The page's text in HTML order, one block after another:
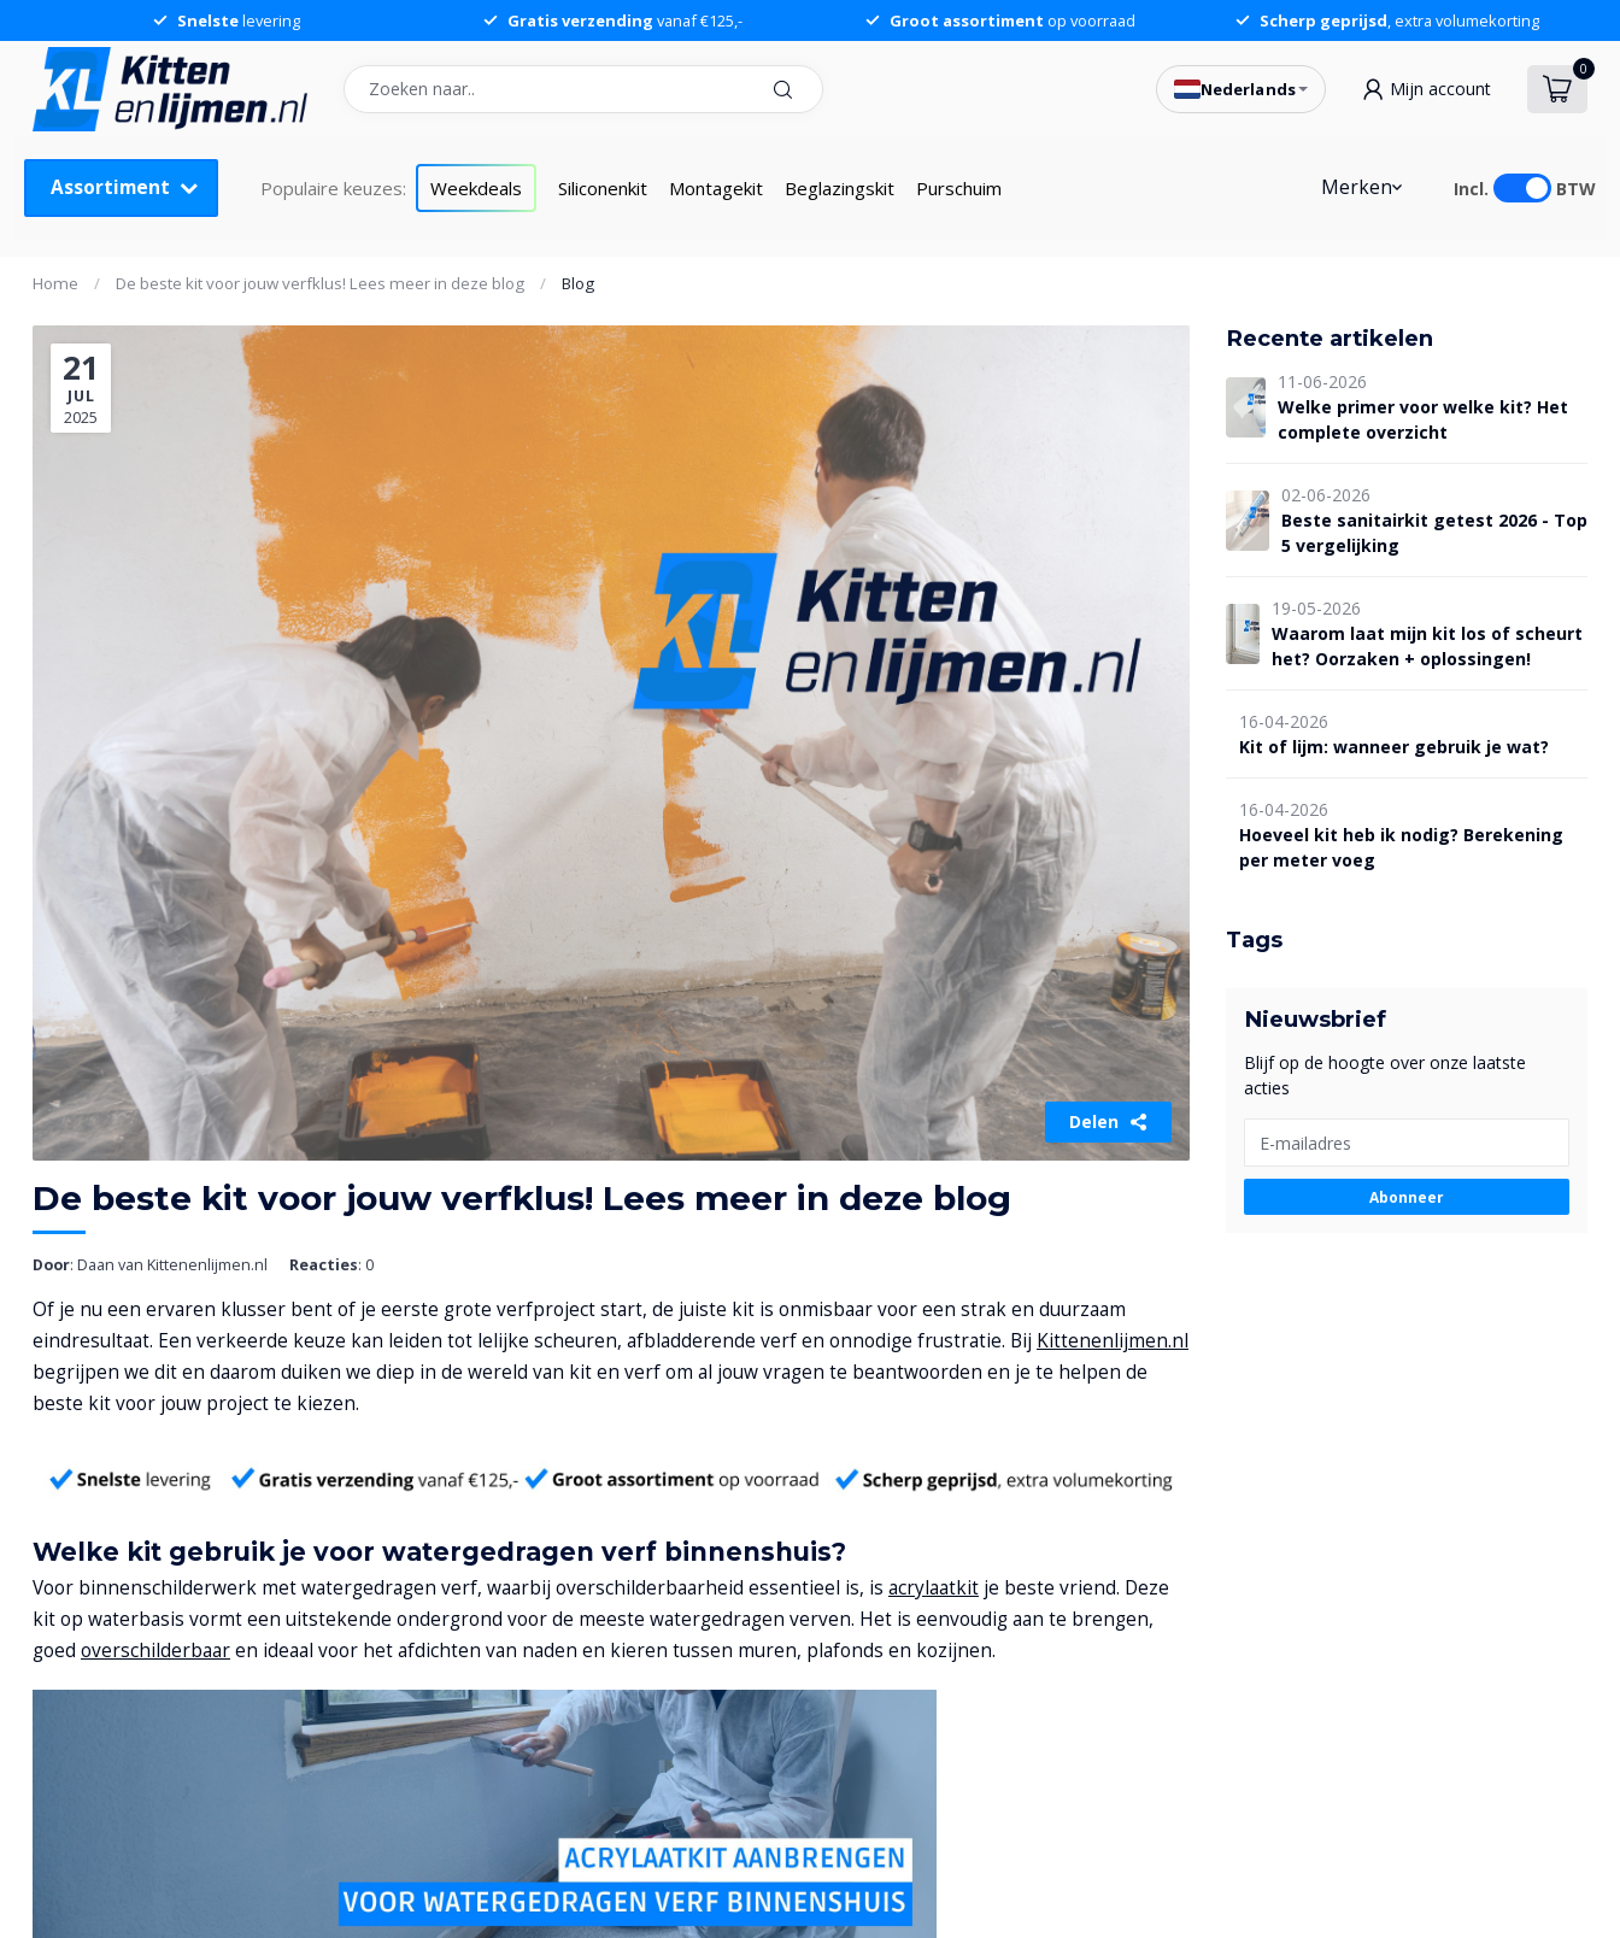
Snelstelevering Gratis verzending vanaf €125,- Groot assortiment op voorraad Scherp geprijsd, extra volumekorting
Nederlands Mijn account
0
Assortiment Populaire keuzes: Weekdeals Siliconenkit Montagekit Beglazingskit Purschuim Merken Incl. BTW
Home / De beste kit voor jouw verfklus! Lees meer in deze blog / Blog
21
JUL
2025
Delen
De beste kit voor jouw verfklus! Lees meer in deze blog
Door: Daan van Kittenenlijmen.nl Reacties: 0
Of je nu een ervaren klusser bent of je eerste grote verfproject start, de juiste kit is onmisbaar voor een strak en duurzaam
eindresultaat. Een verkeerde keuze kan leiden tot lelijke scheuren, afbladderende verf en onnodige frustratie. Bij Kittenenlijmen.nl
begrijpen we dit en daarom duiken we diep in de wereld van kit en verf om al jouw vragen te beantwoorden en je te helpen de
beste kit voor jouw project te kiezen.
Welke kit gebruik je voor watergedragen verf binnenshuis?
Voor binnenschilderwerk met watergedragen verf, waarbij overschilderbaarheid essentieel is, is acrylaatkit je beste vriend. Deze
kit op waterbasis vormt een uitstekende ondergrond voor de meeste watergedragen verven. Het is eenvoudig aan te brengen,
goed overschilderbaaren ideaal voor het afdichten van naden en kieren tussen muren, plafonds en kozijnen.
Recente artikelen
11-06-2026
Welke primer voor welke kit? Het
complete overzicht
02-06-2026
Beste sanitairkit getest 2026 - Top
5 vergelijking
19-05-2026
Waarom laat mijn kit los of scheurt
het? Oorzaken + oplossingen!
16-04-2026
Kit of lijm: wanneer gebruik je wat?
16-04-2026
Hoeveel kit heb ik nodig? Berekening
per meter voeg
Tags
Nieuwsbrief
Blijf op de hoogte over onze laatste
acties
Abonneer